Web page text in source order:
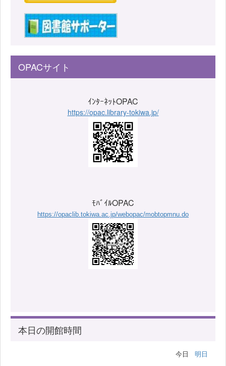
OPACサイト
ｲﾝﾀｰﾈｯﾄOPAC
https://opac.library-tokiwa.jp/
ﾓﾊﾞｲﾙOPAC
https://opaclib.tokiwa.ac.jp/webopac/mobtopmnu.do
本日の開館時間
今日 明日